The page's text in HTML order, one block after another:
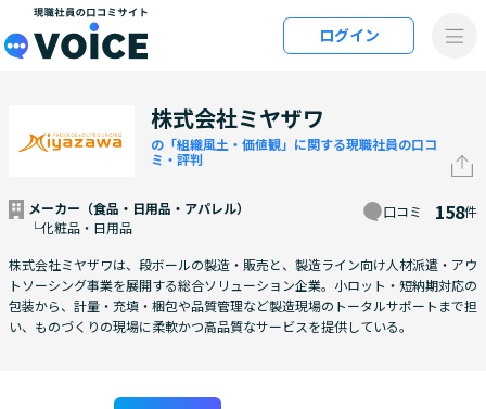
メインコンテンツにスキップ
ログイン
株式会社ミヤザワ
の「組織風土・価値観」に関する現職社員の口コ
ミ・評判
メーカー（食品・日用品・アパレル）
└化粧品・日用品
口コミ 158件
株式会社ミヤザワは、段ボールの製造・販売と、製造ライン向け人材派遣・アウ
トソーシング事業を展開する総合ソリューション企業。小ロット・短納期対応の
包装から、計量・充填・梱包や品質管理など製造現場のトータルサポートまで担
い、ものづくりの現場に柔軟かつ高品質なサービスを提供している。